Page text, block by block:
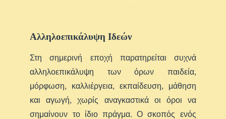
Αλληλοεπικάλυψη Ιδεών
Στη σημερινή εποχή παρατηρείται συχνά
αλληλοεπικάλυψη των όρων παιδεία,
μόρφωση, καλλιέργεια, εκπαίδευση, μάθηση
και αγωγή, χωρίς αναγκαστικά οι όροι να
σημαίνουν το ίδιο πράγμα. Ο σκοπός ενός